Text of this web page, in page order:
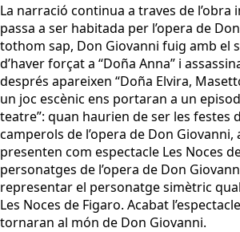
La narració continua a traves de l’obra
passa a ser habitada per l’opera de
tothom sap, Don Giovanni fuig amb el
d’haver forçat a “Doña Anna” i
després apareixen “Doña Elvira,
un joc escènic ens portaran a un
teatre”: quan haurien de ser les festes
camperols de l’opera de Don
presenten com espectacle Les Noces
personatges de l’opera de Don
representar el personatge simètric
Les Noces de Figaro. Acabat
tornaran al món de Don Giovanni.